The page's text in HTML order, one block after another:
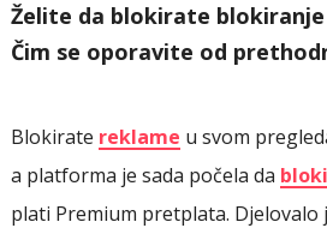
Želite da blokirate
Čim se oporavite od
Blokirate reklame u svom
a platforma je sada počela da
plati Premium pretplata.